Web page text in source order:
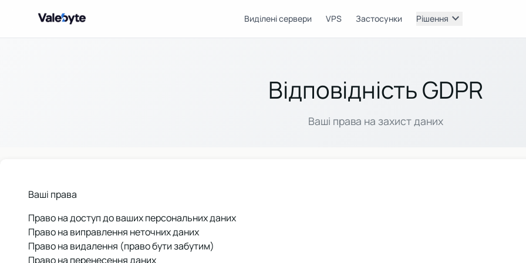
Valebyte Виділені сервери VPS Застосунки Рішення expand_more
Відповідність GDPR
Ваші права на захист даних
Ваші права
Право на доступ до ваших персональних даних
Право на виправлення неточних даних
Право на видалення (право бути забутим)
Право на перенесення даних